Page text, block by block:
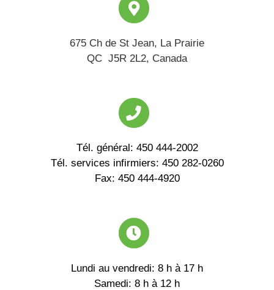
675 Ch de St Jean, La Prairie
QC J5R 2L2, Canada
Tél. général: 450 444-2002
Tél. services infirmiers: 450 282-0260
Fax: 450 444-4920
Lundi au vendredi: 8 h à 17 h
Samedi: 8 h à 12 h